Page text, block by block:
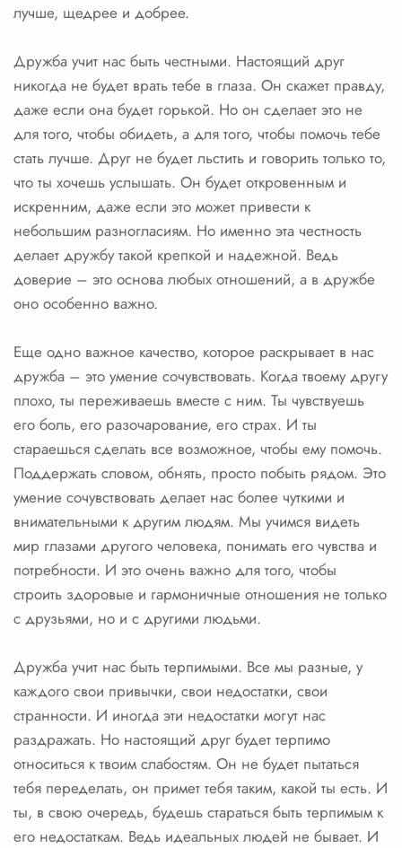
лучше, щедрее и добрее.
Дружба учит нас быть честными. Настоящий друг
никогда не будет врать тебе в глаза. Он скажет правду,
даже если она будет горькой. Но он сделает это не
для того, чтобы обидеть, а для того, чтобы помочь тебе
стать лучше. Друг не будет льстить и говорить только то,
что ты хочешь услышать. Он будет откровенным и
искренним, даже если это может привести к
небольшим разногласиям. Но именно эта честность
делает дружбу такой крепкой и надежной. Ведь
доверие – это основа любых отношений, а в дружбе
оно особенно важно.
Еще одно важное качество, которое раскрывает в нас
дружба – это умение сочувствовать. Когда твоему другу
плохо, ты переживаешь вместе с ним. Ты чувствуешь
его боль, его разочарование, его страх. И ты
стараешься сделать все возможное, чтобы ему помочь.
Поддержать словом, обнять, просто побыть рядом. Это
умение сочувствовать делает нас более чуткими и
внимательными к другим людям. Мы учимся видеть
мир глазами другого человека, понимать его чувства и
потребности. И это очень важно для того, чтобы
строить здоровые и гармоничные отношения не только
с друзьями, но и с другими людьми.
Дружба учит нас быть терпимыми. Все мы разные, у
каждого свои привычки, свои недостатки, свои
странности. И иногда эти недостатки могут нас
раздражать. Но настоящий друг будет терпимо
относиться к твоим слабостям. Он не будет пытаться
тебя переделать, он примет тебя таким, какой ты есть. И
ты, в свою очередь, будешь стараться быть терпимым к
его недостаткам. Ведь идеальных людей не бывает. И